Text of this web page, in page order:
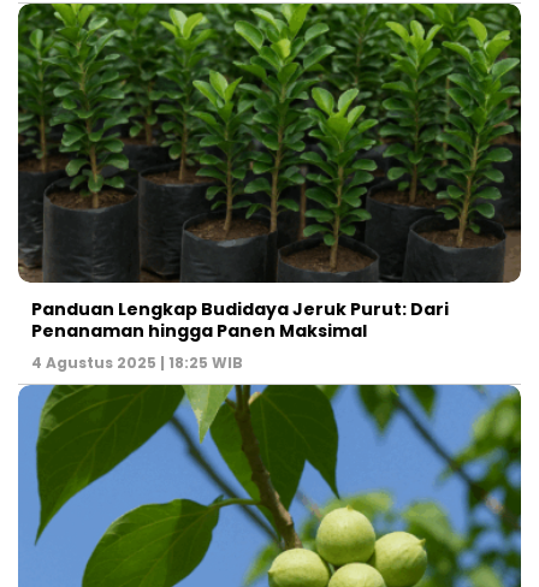
Panduan Lengkap Budidaya Jeruk Purut: Dari
Penanaman hingga Panen Maksimal
4 Agustus 2025 | 18:25 WIB